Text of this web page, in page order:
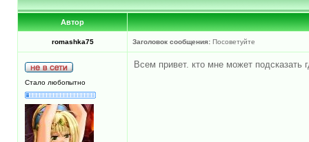
Автор
romashka75 Заголовок сообщения: Посоветуйте
Стало любопытно
Всем привет. кто мне может подсказать